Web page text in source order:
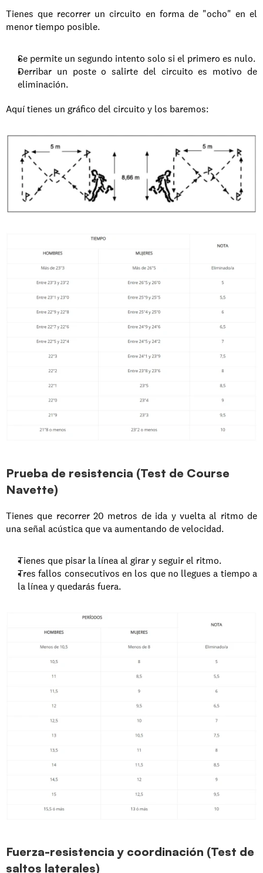
Tienes que recorrer un circuito en forma de "ocho" en el
menor tiempo posible.
Se permite un segundo intento solo si el primero es nulo.
Derribar un poste o salirte del circuito es motivo de
eliminación.
Aquí tienes un gráfico del circuito y los baremos:
Prueba de resistencia (Test de Course
Navette)
Tienes que recorrer 20 metros de ida y vuelta al ritmo de
una señal acústica que va aumentando de velocidad.
Tienes que pisar la línea al girar y seguir el ritmo.
Tres fallos consecutivos en los que no llegues a tiempo a
la línea y quedarás fuera.
Fuerza-resistencia y coordinación (Test de
saltos laterales)